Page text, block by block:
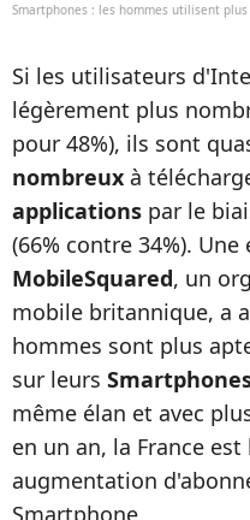
Smartphones : les hommes utilisent
Si les utilisateurs
légèrement plus
pour 48%), ils sont
nombreux à
applications par le
(66% contre 34%).
MobileSquared, un
mobile britannique, a
hommes sont plus
sur leurs
même élan et avec
en un an, la France
augmentation
Smartphone.